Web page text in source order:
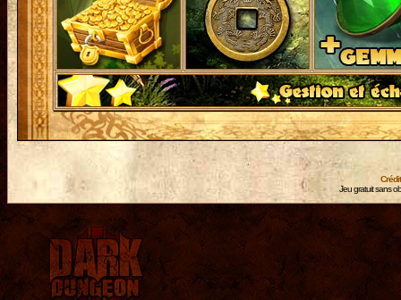
Jeu gratuit sans